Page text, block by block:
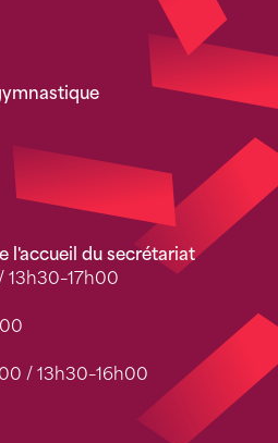
l'accueil du secrétariat
13h30–17h00
/ 13h30–16h00